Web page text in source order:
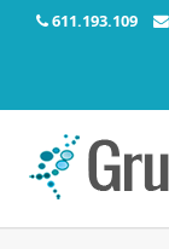
611.193.109